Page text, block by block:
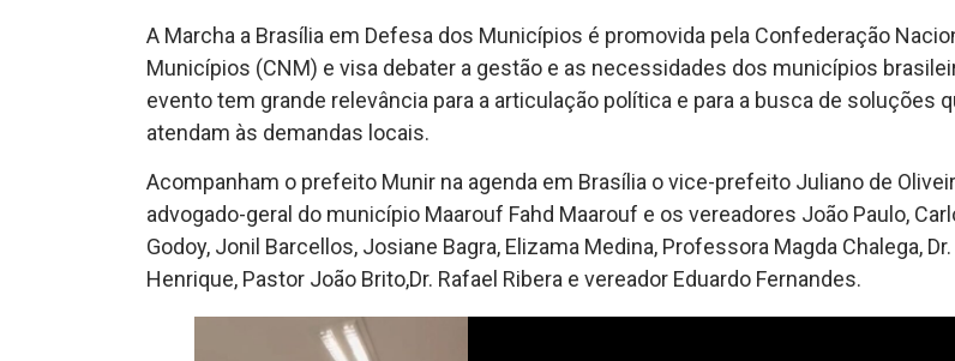
A Marcha a Brasília em Defesa dos Municípios é promovida pela Confederação
Municípios (CNM) e visa debater a gestão e as necessidades dos municípios
evento tem grande relevância para a articulação política e para a busca de soluções
atendam às demandas locais.
Acompanham o prefeito Munir na agenda em Brasília o vice-prefeito Juliano de
advogado-geral do município Maarouf Fahd Maarouf e os vereadores João Paulo,
Godoy, Jonil Barcellos, Josiane Bagra, Elizama Medina, Professora Magda Chalega,
Henrique, Pastor João Brito,Dr. Rafael Ribera e vereador Eduardo Fernandes.